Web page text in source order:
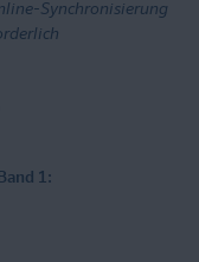
Synchronisierung
1: